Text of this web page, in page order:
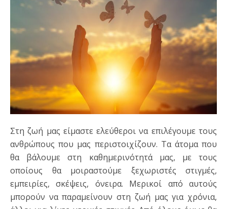
Στη ζωή μας είμαστε ελεύθεροι να επιλέγουμε τους
ανθρώπους που μας περιστοιχίζουν. Τα άτομα που
θα βάλουμε στη καθημερινότητά μας, με τους
οποίους θα μοιραστούμε ξεχωριστές στιγμές,
εμπειρίες, σκέψεις, όνειρα. Μερικοί από αυτούς
μπορούν να παραμείνουν στη ζωή μας για χρόνια,